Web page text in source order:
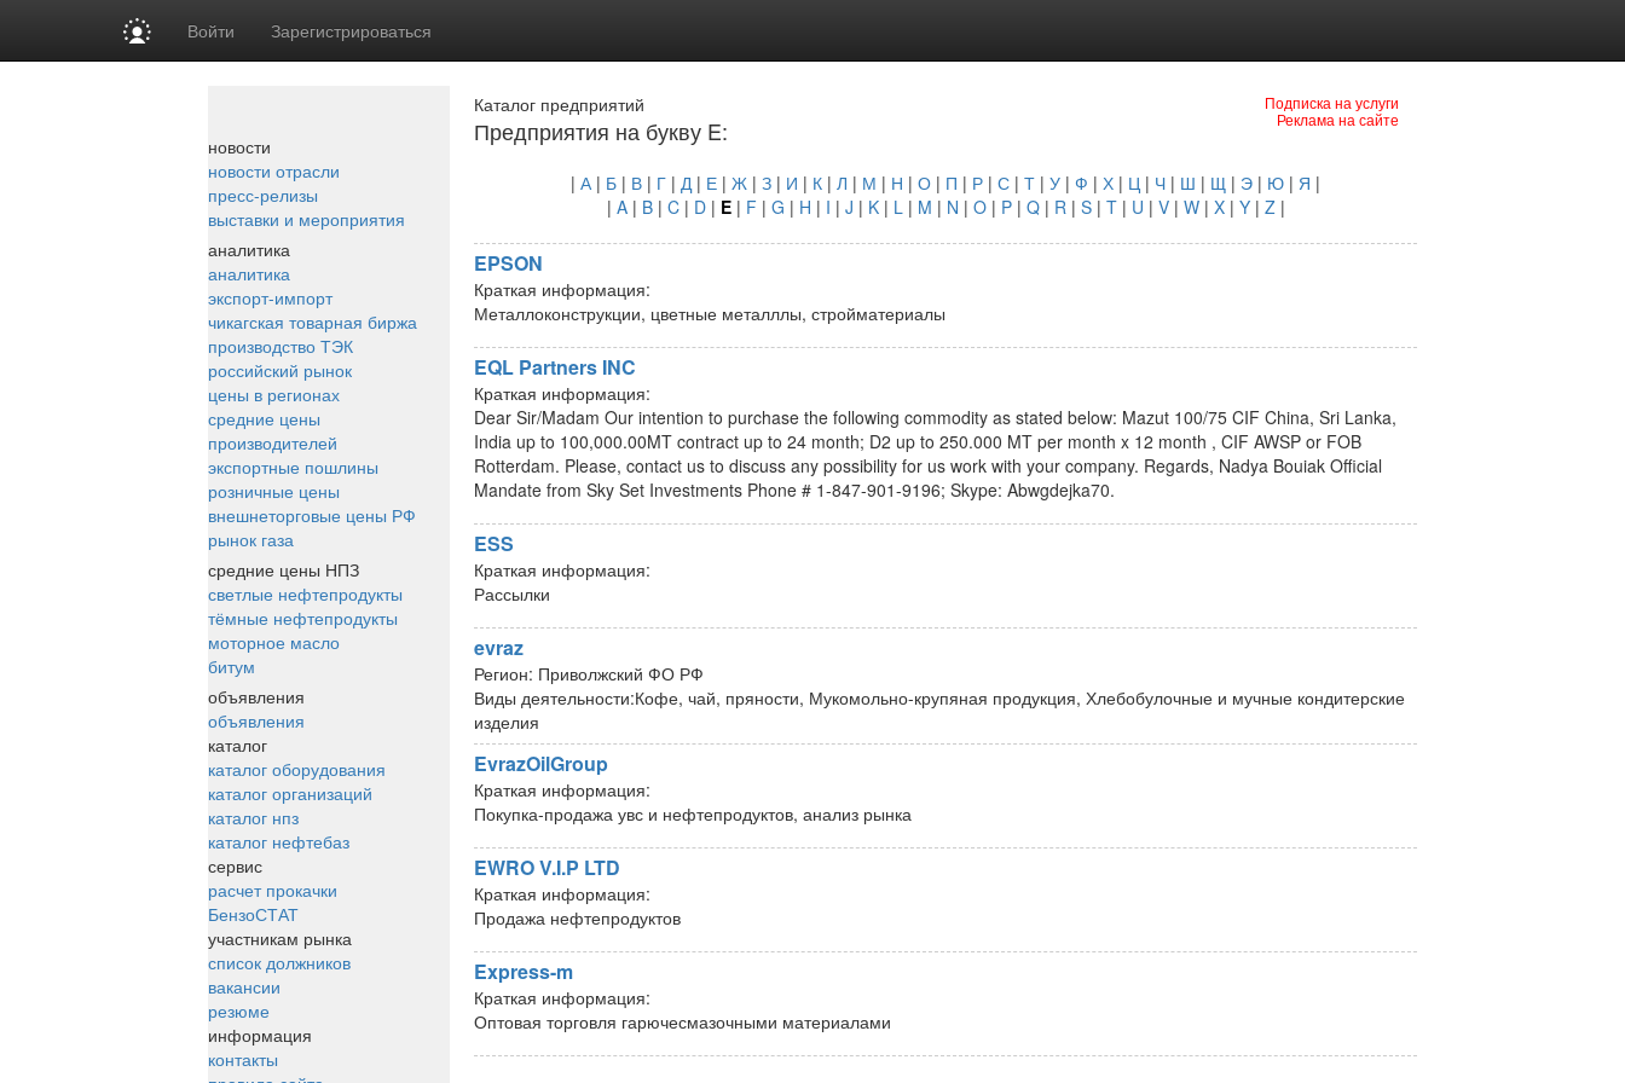
Войти Зарегистрироваться
новости
новости отрасли
пресс-релизы
выставки и мероприятия
аналитика
аналитика
экспорт-импорт
чикагская товарная биржа
производство ТЭК
российский рынок
цены в регионах
средние цены
производителей
экспортные пошлины
розничные цены
внешнеторговые цены РФ
рынок газа
средние цены НПЗ
светлые нефтепродукты
тёмные нефтепродукты
моторное масло
битум
объявления
объявления
каталог
каталог оборудования
каталог организаций
каталог нпз
каталог нефтебаз
сервис
расчет прокачки
БензоСТАТ
участникам рынка
список должников
вакансии
резюме
информация
контакты
Подписка на услуги
Реклама на сайте
Каталог предприятий
Предприятия на букву E:
| А| Б | В | Г | Д| Е | Ж | З | И | К | Л | М | Н | О | П | Р | С | Т | У | Ф | Х | Ц | Ч | Ш | Щ | Э | Ю | Я |
| A| B| C| D| E| F | G | H | I | J | K| L| M | N | O| P| Q| R| S| T| U | V| W| X| Y| Z|
EPSON
Краткая информация:
Металлоконструкции, цветные металллы, стройматериалы
EQL Partners INC
Краткая информация:
Dear Sir/Madam Our intention to purchase the following commodity as stated below: Mazut 100/75 CIF China, Sri Lanka,
India up to 100,000.00MT contract up to 24 month; D2 up to 250.000 MT per month x 12 month , CIF AWSP or FOB
Rotterdam. Please, contact us to discuss any possibility for us work with your company. Regards, Nadya Bouiak Official
Mandate from Sky Set Investments Phone # 1-847-901-9196; Skype: Abwgdejka70.
ESS
Краткая информация:
Рассылки
evraz
Регион: Приволжский ФО РФ
Виды деятельности:Кофе, чай, пряности, Мукомольно-крупяная продукция, Хлебобулочные и мучные кондитерские
изделия
EvrazOilGroup
Краткая информация:
Покупка-продажа увс и нефтепродуктов, анализ рынка
EWRO V.I.P LTD
Краткая информация:
Продажа нефтепродуктов
Express-m
Краткая информация:
Оптовая торговля гарючесмазочными материалами